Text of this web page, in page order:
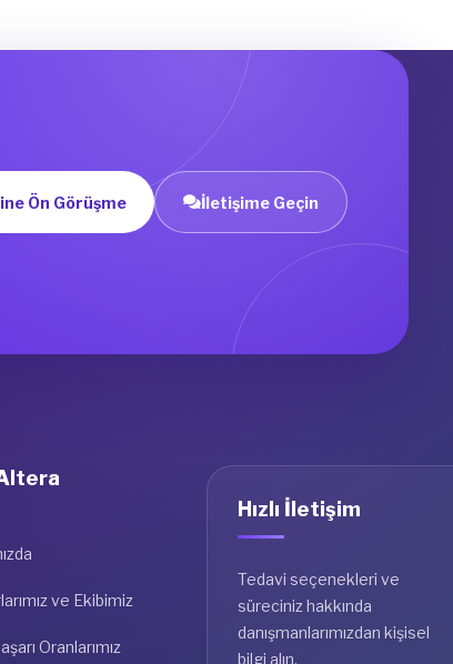
Ön Görüşme İletişime Geçin
ve Ekibimiz
Oranlarımız
Hızlı İletişim
Tedavi seçenekleri ve
süreciniz hakkında
danışmanlarımızdan kişisel
bilgi alın.